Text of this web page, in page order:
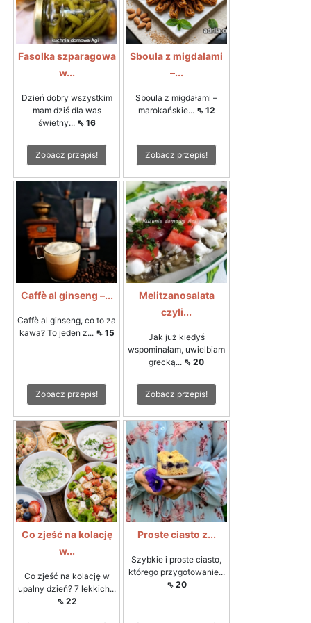
Fasolka szparagowa
w...
Dzień dobry wszystkim
mam dziś dla was
świetny... ⇖ 16
Zobacz przepis!
Sboula z migdałami
–...
Sboula z migdałami –
marokańskie... ⇖ 12
Zobacz przepis!
Caffè al ginseng –...
Caffè al ginseng, co to za
kawa? To jeden z... ⇖ 15
Zobacz przepis!
Melitzanosalata
czyli...
Jak już kiedyś
wspominałam, uwielbiam
grecką... ⇖ 20
Zobacz przepis!
Co zjeść na kolację
w...
Co zjeść na kolację w
upalny dzień? 7 lekkich...
⇖ 22
Proste ciasto z...
Szybkie i proste ciasto,
którego przygotowanie...
⇖ 20